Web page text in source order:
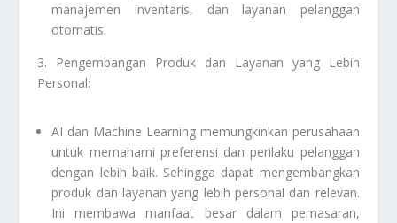
manajemen inventaris, dan layanan pelanggan
otomatis.
3. Pengembangan Produk dan Layanan yang Lebih
Personal:
AI dan Machine Learning memungkinkan perusahaan
untuk memahami preferensi dan perilaku pelanggan
dengan lebih baik. Sehingga dapat mengembangkan
produk dan layanan yang lebih personal dan relevan.
Ini membawa manfaat besar dalam pemasaran,